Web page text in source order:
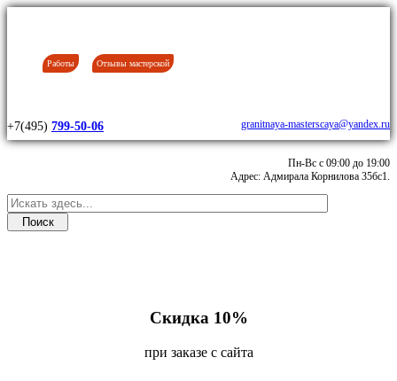
Работы Отзывы мастерской
+7(495) 799-50-06 granitnaya-masterscaya@yandex.ru
Пн-Вс с 09:00 до 19:00
Адрес: Адмирала Корнилова 35бс1.
Скидка 10%
при заказе с сайта